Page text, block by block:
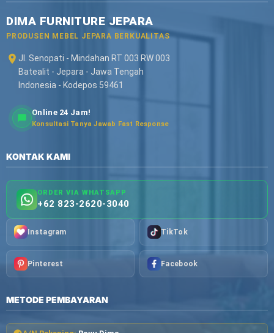
DIMA FURNITURE JEPARA
PRODUSEN MEBEL JEPARA BERKUALITAS
Jl. Senopati - Mindahan RT 003 RW 003
Batealit - Jepara - Jawa Tengah
Indonesia - Kodepos 59461
Online 24 Jam!
Konsultasi Tanya Jawab Fast Response
KONTAK KAMI
ORDER VIA WHATSAPP
+62 823-2620-3040
Instagram TikTok
Pinterest Facebook
METODE PEMBAYARAN